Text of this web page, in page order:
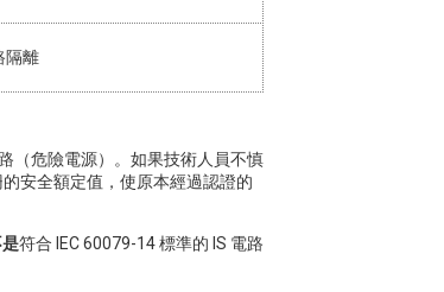
隔離
（危險電源）。如果技術人員不慎
安全額定值，使原本經過認證的
符合 IEC 60079-14 標準的 IS 電路